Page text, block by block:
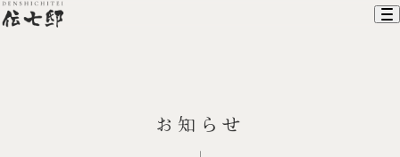
伝七邸について
お知らせ